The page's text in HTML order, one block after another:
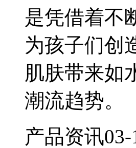
是凭借着不
为孩子们创
肌肤带来如
潮流趋势。
产品资讯03-